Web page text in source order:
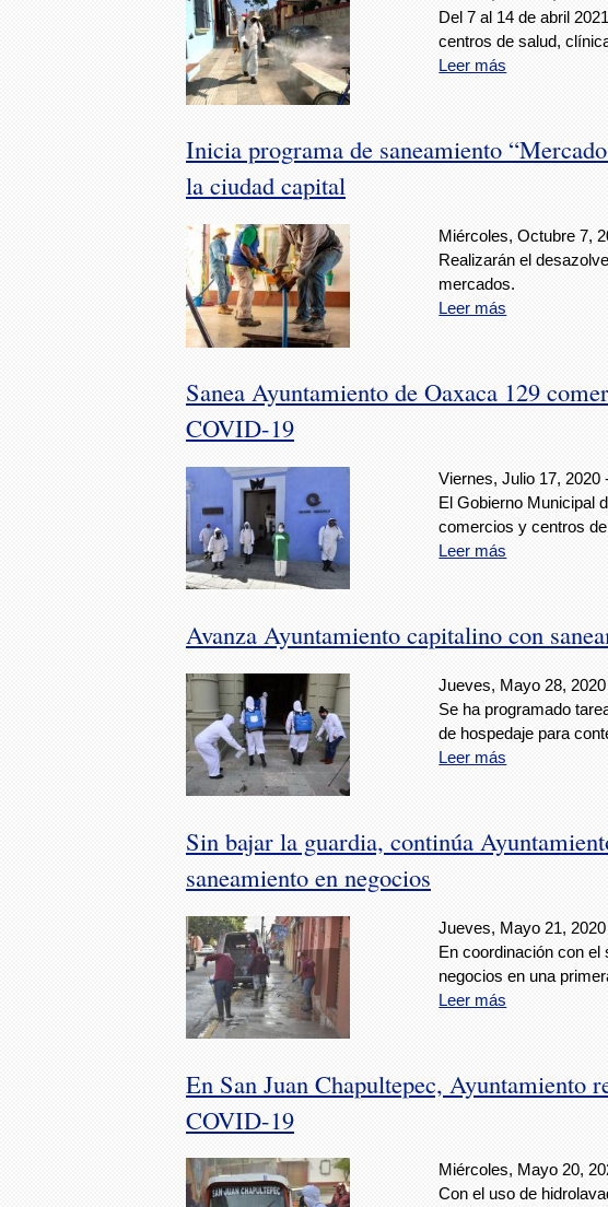
Del 7 al 14 de abril
centros de salud,
Leer más
Inicia programa de saneamiento
la ciudad capital
Miércoles, Octubre 7,
Realizarán el
mercados.
Leer más
Sanea Ayuntamiento de Oaxaca 129
COVID-19
Viernes, Julio 17, 2020
El Gobierno Municipal
comercios y centros
Leer más
Avanza Ayuntamiento capitalino con
Jueves, Mayo 28,
Se ha programado
de hospedaje para
Leer más
Sin bajar la guardia, continúa
saneamiento en negocios
Jueves, Mayo 21,
En coordinación con
negocios en una
Leer más
En San Juan Chapultepec, Ayuntamiento
COVID-19
Miércoles, Mayo 20,
Con el uso de